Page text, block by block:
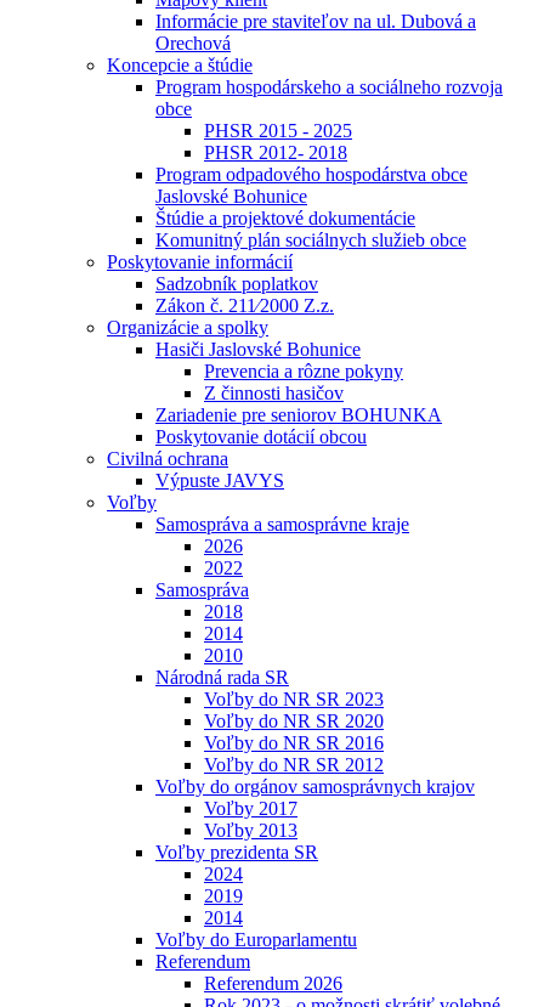
Informácie pre staviteľov na ul. Dubová a
Orechová
Koncepcie a štúdie
Program hospodárskeho a sociálneho rozvoja
obce
PHSR 2015 - 2025
PHSR 2012- 2018
Program odpadového hospodárstva obce
Jaslovské Bohunice
Štúdie a projektové dokumentácie
Komunitný plán sociálnych služieb obce
Poskytovanie informácií
Sadzobník poplatkov
Zákon č. 211⁄2000 Z.z.
Organizácie a spolky
Hasiči Jaslovské Bohunice
Prevencia a rôzne pokyny
Z činnosti hasičov
Zariadenie pre seniorov BOHUNKA
Poskytovanie dotácií obcou
Civilná ochrana
Výpuste JAVYS
Voľby
Samospráva a samosprávne kraje
2026
2022
Samospráva
2018
2014
2010
Národná rada SR
Voľby do NR SR 2023
Voľby do NR SR 2020
Voľby do NR SR 2016
Voľby do NR SR 2012
Voľby do orgánov samosprávnych krajov
Voľby 2017
Voľby 2013
Voľby prezidenta SR
2024
2019
2014
Voľby do Europarlamentu
Referendum
Referendum 2026